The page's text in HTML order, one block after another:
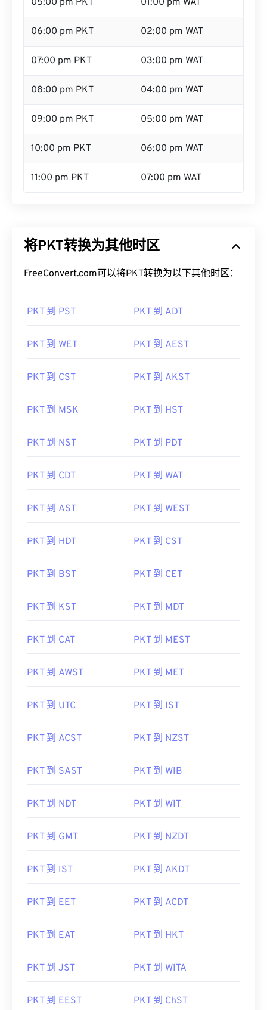
05:00 pm PKT 01:00 pm WAT
06:00 pm PKT 02:00 pm WAT
07:00 pm PKT 03:00 pm WAT
08:00 pm PKT 04:00 pm WAT
09:00 pm PKT 05:00 pm WAT
10:00 pm PKT 06:00 pm WAT
11:00 pm PKT 07:00 pm WAT
将PKT转换为其他时区
FreeConvert.com可以将PKT转换为以下其他时区：
PKT 到 PST PKT 到 ADT
PKT 到 WET PKT 到 AEST
PKT 到 CST PKT 到 AKST
PKT 到 MSK PKT 到 HST
PKT 到 NST PKT 到 PDT
PKT 到 CDT PKT 到 WAT
PKT 到 AST PKT 到 WEST
PKT 到 HDT PKT 到 CST
PKT 到 BST PKT 到 CET
PKT 到 KST PKT 到 MDT
PKT 到 CAT PKT 到 MEST
PKT 到 AWST PKT 到 MET
PKT 到 UTC PKT 到 IST
PKT 到 ACST PKT 到 NZST
PKT 到 SAST PKT 到 WIB
PKT 到 NDT PKT 到 WIT
PKT 到 GMT PKT 到 NZDT
PKT 到 IST PKT 到 AKDT
PKT 到 EET PKT 到 ACDT
PKT 到 EAT PKT 到 HKT
PKT 到 JST PKT 到 WITA
PKT 到 EEST PKT 到 ChST